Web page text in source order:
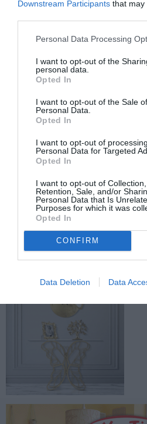
Downstream Participants that may
Personal Data Processing
I want to opt-out of the
personal data.
Opted In
I want to opt-out of the Sale
Personal Data.
Opted In
I want to opt-out of
Personal Data for Targeted
Opted In
I want to opt-out of Collection,
Retention, Sale, and/or
Personal Data that Is
Purposes for which it was
Opted In
CONFIRM
Data Deletion Data
είπε ότι το νομοσχέδιο
επιθυμεί», λέγοντας ότι
«ένα μήνυμα στην κοινωνία
απογοητεύσει».
Και συμπλήρωσε: «Ποτέ δεν
τοπίο για τη δύση, όσο αυτό
kathimerini.gr
ΑΝΤΩΝΗΣ ΣΑΜΑΡΑΣ
Facebook Twitter